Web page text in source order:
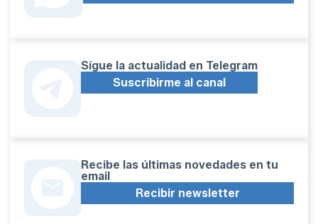
Sígue la actualidad en Telegram
Suscribirme al canal
Recibe las últimas novedades en tu
email
Recibir newsletter